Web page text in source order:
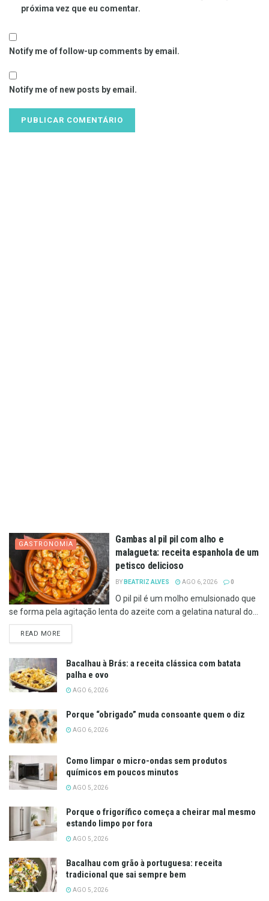
próxima vez que eu comentar.
Notify me of follow-up comments by email.
Notify me of new posts by email.
GASTRONOMIA
Gambas al pil pil com alho e
malagueta: receita espanhola de um
petisco delicioso
BY BEATRIZ ALVES AGO 6, 2026 0
O pil pil é um molho emulsionado que
se forma pela agitação lenta do azeite com a gelatina natural do...
READ MOREDETAILS
Bacalhau à Brás: a receita clássica com batata
palha e ovo
AGO 6, 2026
Porque “obrigado” muda consoante quem o diz
AGO 6, 2026
Como limpar o micro-ondas sem produtos
químicos em poucos minutos
AGO 5, 2026
Porque o frigorífico começa a cheirar mal mesmo
estando limpo por fora
AGO 5, 2026
Bacalhau com grão à portuguesa: receita
tradicional que sai sempre bem
AGO 5, 2026